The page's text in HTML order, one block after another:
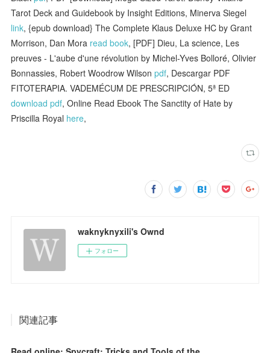
Tarot Deck and Guidebook by Insight Editions, Minerva Siegel
link, {epub download} The Complete Klaus Deluxe HC by Grant
Morrison, Dan Mora read book, [PDF] Dieu, La science, Les
preuves - L'aube d'une révolution by Michel-Yves Bolloré, Olivier
Bonnassies, Robert Woodrow Wilsonpdf, Descargar PDF
FITOTERAPIA. VADEMÉCUM DE PRESCRIPCIÓN, 5ª ED
download pdf, Online Read Ebook The Sanctity of Hate by
Priscilla Royal here,
waknyknyxili's Ownd
フォロー
関連記事